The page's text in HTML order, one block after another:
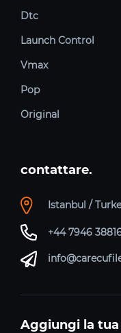
Dtc
Launch Control
Vmax
Pop
Original
contattare.
Istanbul /
+44 7946
Aggiungi la